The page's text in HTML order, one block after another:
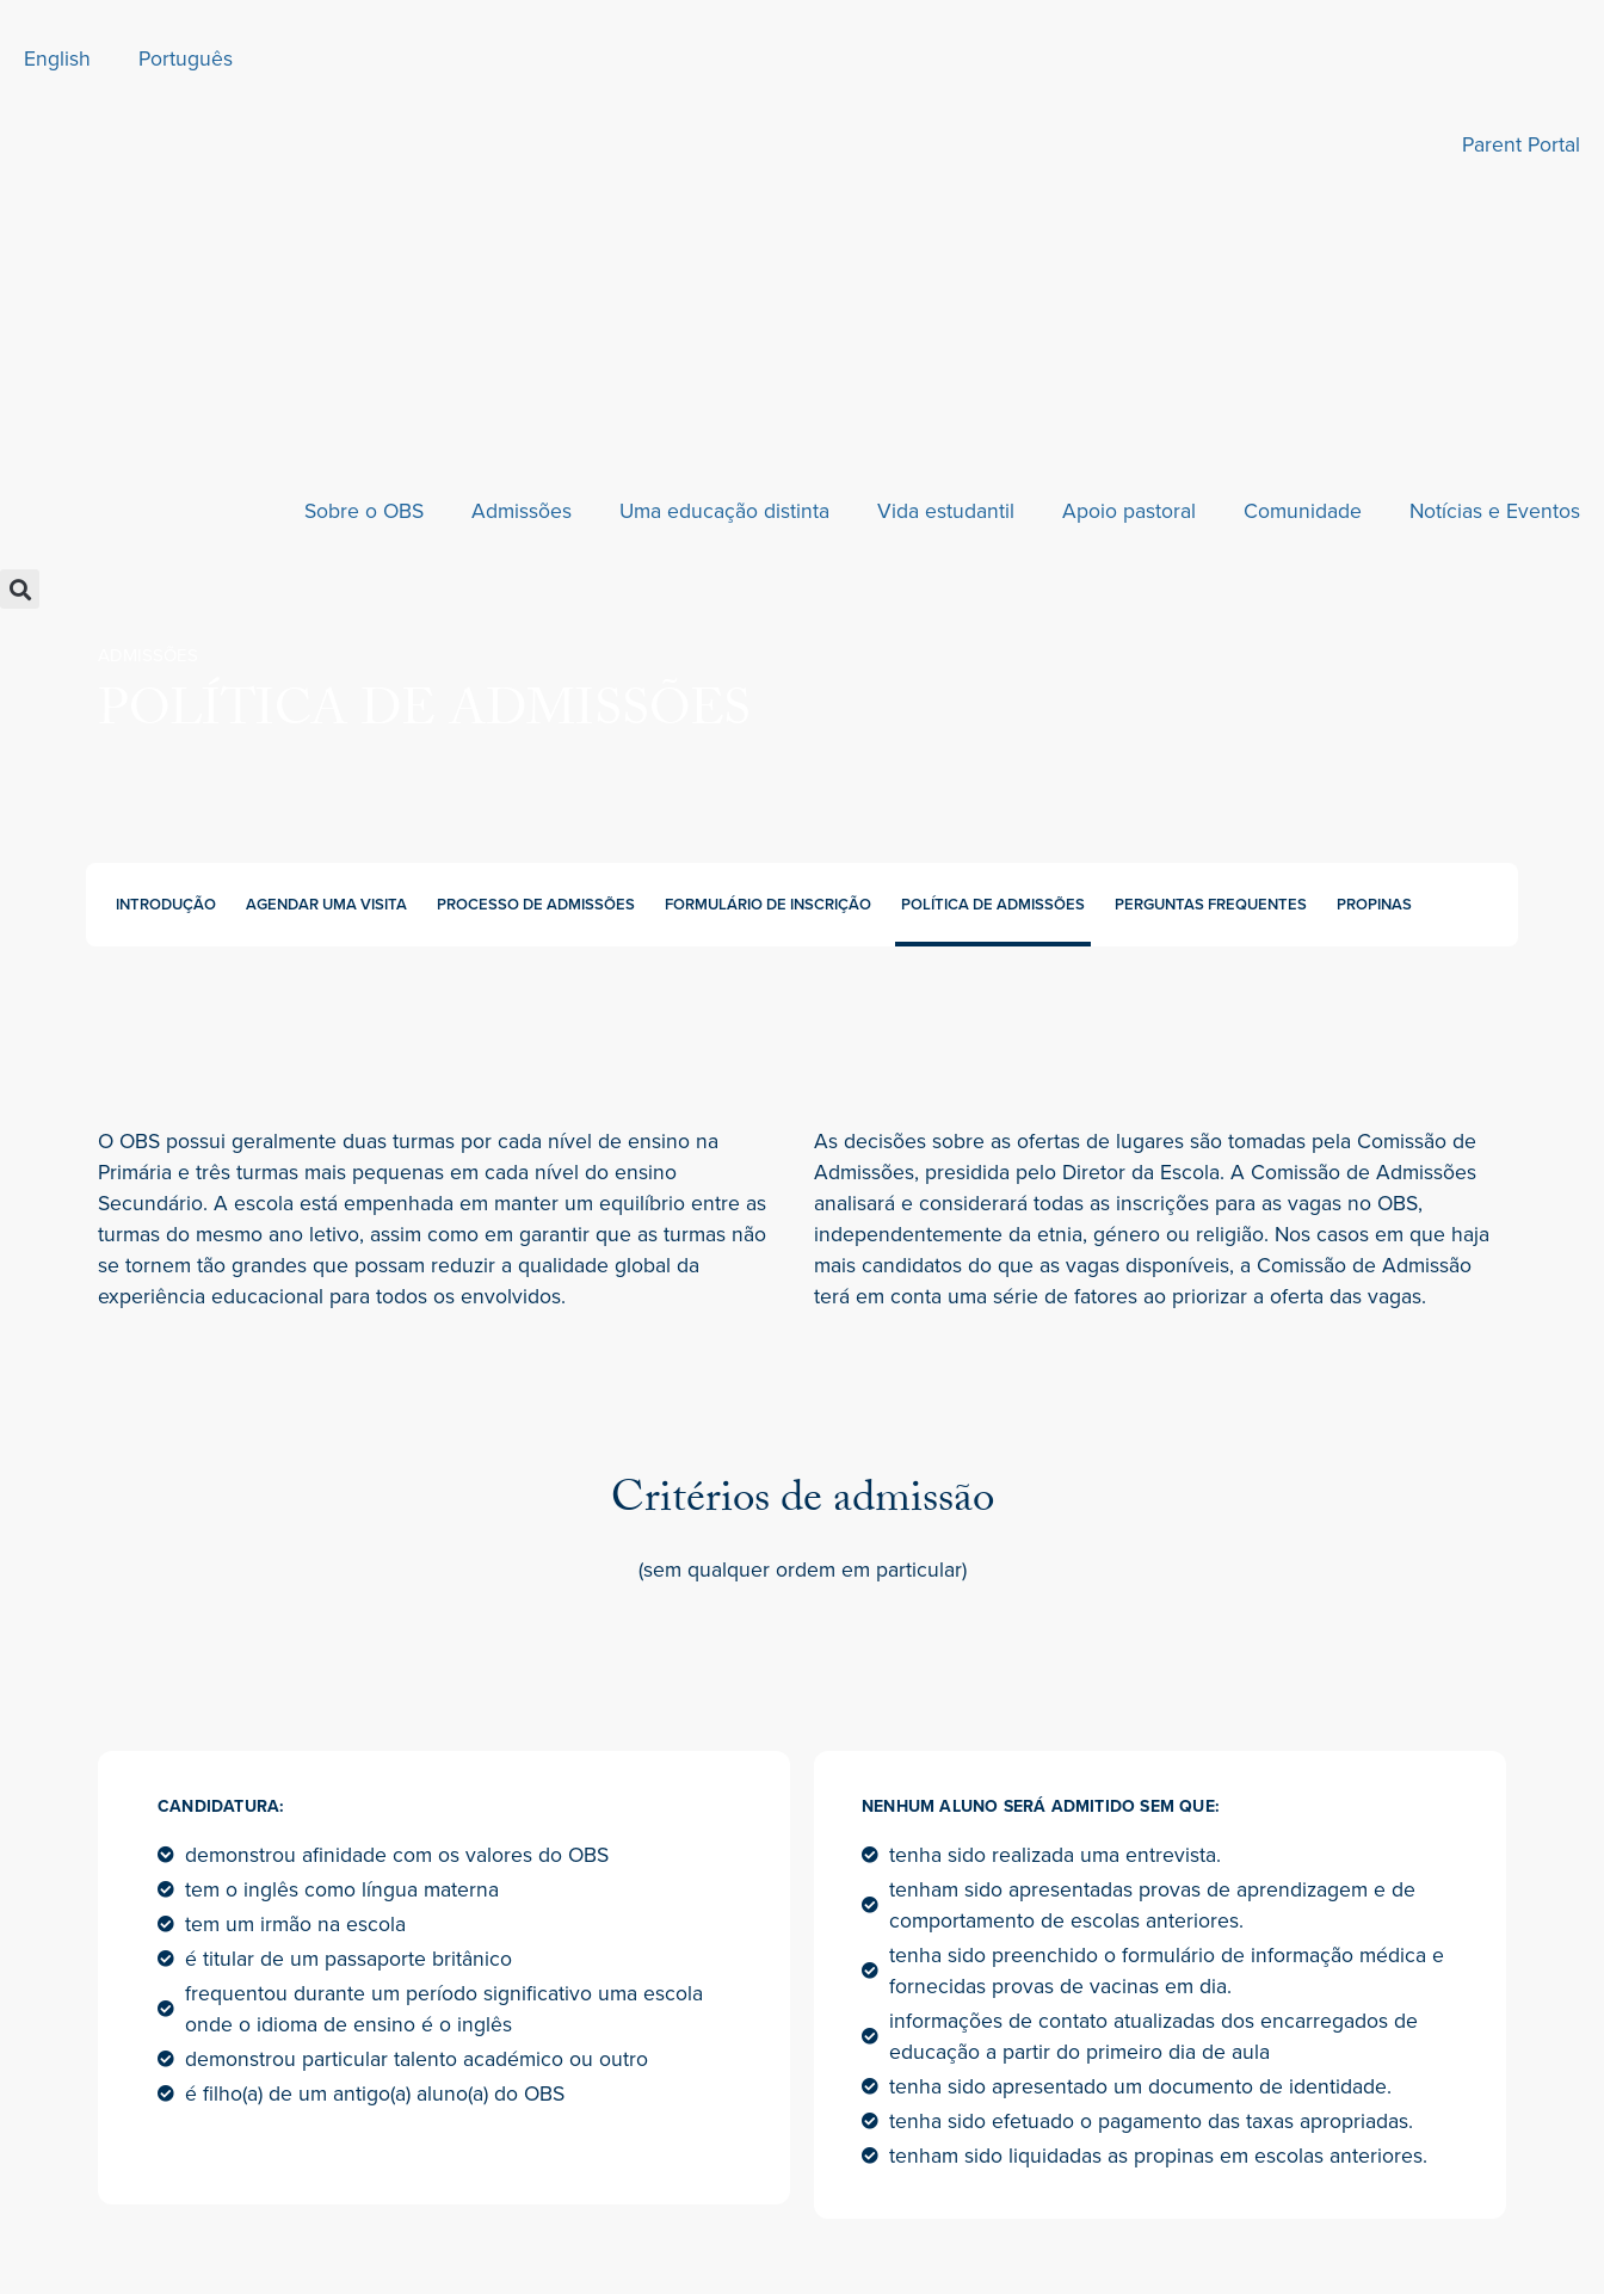
English Português
Parent Portal
Sobre o OBS Admissões Uma educação distinta Vida estudantil Apoio pastoral Comunidade Notícias e Eventos
INTRODUÇÃO AGENDAR UMA VISITA PROCESSO DE ADMISSÕES FORMULÁRIO DE INSCRIÇÃO POLÍTICA DE ADMISSÕES PERGUNTAS FREQUENTES PROPINAS
O OBS possui geralmente duas turmas por cada nível de ensino na
Primária e três turmas mais pequenas em cada nível do ensino
Secundário. A escola está empenhada em manter um equilíbrio entre as
turmas do mesmo ano letivo, assim como em garantir que as turmas não
se tornem tão grandes que possam reduzir a qualidade global da
experiência educacional para todos os envolvidos.
As decisões sobre as ofertas de lugares são tomadas pela Comissão de
Admissões, presidida pelo Diretor da Escola. A Comissão de Admissões
analisará e considerará todas as inscrições para as vagas no OBS,
independentemente da etnia, género ou religião. Nos casos em que haja
mais candidatos do que as vagas disponíveis, a Comissão de Admissão
terá em conta uma série de fatores ao priorizar a oferta das vagas.
Critérios de admissão
(sem qualquer ordem em particular)
CANDIDATURA:
demonstrou afinidade com os valores do OBS
tem o inglês como língua materna
tem um irmão na escola
é titular de um passaporte britânico
frequentou durante um período significativo uma escola
onde o idioma de ensino é o inglês
demonstrou particular talento académico ou outro
é filho(a) de um antigo(a) aluno(a) do OBS
NENHUM ALUNO SERÁ ADMITIDO SEM QUE:
tenha sido realizada uma entrevista.
tenham sido apresentadas provas de aprendizagem e de
comportamento de escolas anteriores.
tenha sido preenchido o formulário de informação médica e
fornecidas provas de vacinas em dia.
informações de contato atualizadas dos encarregados de
educação a partir do primeiro dia de aula
tenha sido apresentado um documento de identidade.
tenha sido efetuado o pagamento das taxas apropriadas.
tenham sido liquidadas as propinas em escolas anteriores.